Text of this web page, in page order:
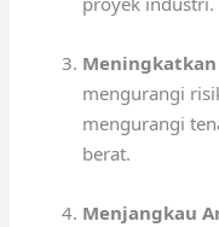
mengurangi
mengurangi
berat.
Menjangkau